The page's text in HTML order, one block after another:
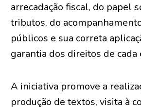
arrecadação fiscal, do papel
tributos, do
públicos e sua correta
garantia dos direitos de cada
A iniciativa promove a
produção de textos, visita à